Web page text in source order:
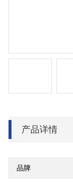
产品详情
品牌